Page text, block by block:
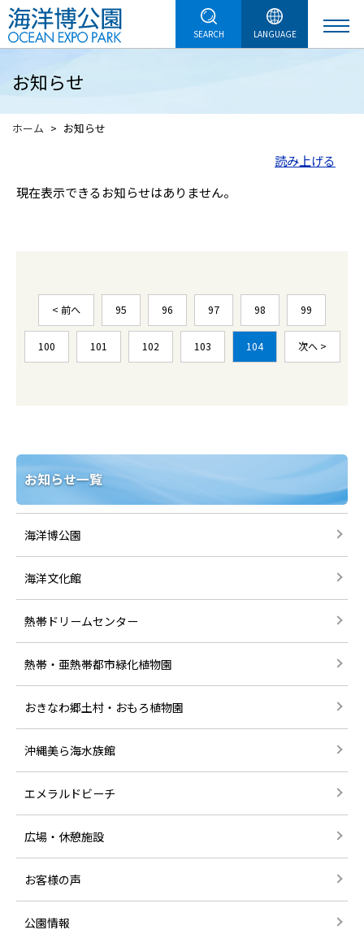
SEARCH LANGUAGE
お知らせ
ホーム お知らせ
読み上げる
現在表示できるお知らせはありません。
< 前へ 95 96 97 98 99
100 101 102 103 104 次へ >
お知らせ一覧
海洋博公園
海洋文化館
熱帯ドリームセンター
熱帯・亜熱帯都市緑化植物園
おきなわ郷土村・おもろ植物園
沖縄美ら海水族館
エメラルドビーチ
広場・休憩施設
お客様の声
公園情報